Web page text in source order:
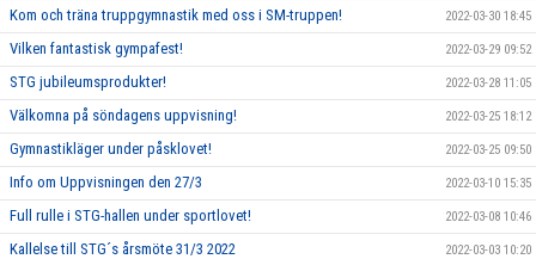
Kom och träna truppgymnastik med oss i SM-truppen! 2022-03-30 18:45
Vilken fantastisk gympafest! 2022-03-29 09:52
STG jubileumsprodukter! 2022-03-28 11:05
Välkomna på söndagens uppvisning! 2022-03-25 18:12
Gymnastikläger under påsklovet! 2022-03-25 09:50
Info om Uppvisningen den 27/3 2022-03-10 15:35
Full rulle i STG-hallen under sportlovet! 2022-03-08 10:46
Kallelse till STG´s årsmöte 31/3 2022 2022-03-03 10:20